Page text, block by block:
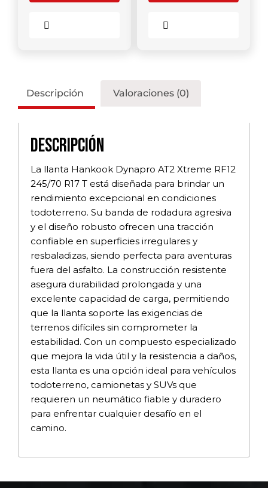
Descripción Valoraciones (0)
Descripción
La llanta Hankook Dynapro AT2 Xtreme RF12
245/70 R17 T está diseñada para brindar un
rendimiento excepcional en condiciones
todoterreno. Su banda de rodadura agresiva
y el diseño robusto ofrecen una tracción
confiable en superficies irregulares y
resbaladizas, siendo perfecta para aventuras
fuera del asfalto. La construcción resistente
asegura durabilidad prolongada y una
excelente capacidad de carga, permitiendo
que la llanta soporte las exigencias de
terrenos difíciles sin comprometer la
estabilidad. Con un compuesto especializado
que mejora la vida útil y la resistencia a daños,
esta llanta es una opción ideal para vehículos
todoterreno, camionetas y SUVs que
requieren un neumático fiable y duradero
para enfrentar cualquier desafío en el
camino.